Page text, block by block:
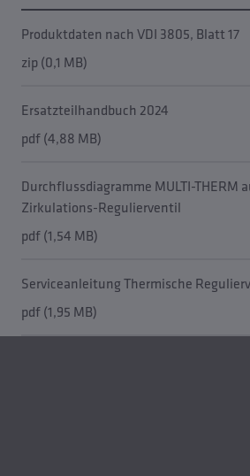
Produktdaten nach VDI 3805, Blatt 17
zip (0,1 MB)
Ersatzteilhandbuch 2024
pdf (4,88 MB)
Durchflussdiagramme MULTI-THERM
Zirkulations-Regulierventil
pdf (1,54 MB)
Serviceanleitung Thermische
pdf (1,95 MB)